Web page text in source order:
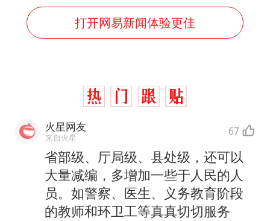
打开网易新闻体验更佳
火星网友
来自火星 67
省部级、厅局级、县处级，还可以
大量减编，多增加一些于人民的人
员。如警察、医生、义务教育阶段
的教师和环卫工等真真切切服务